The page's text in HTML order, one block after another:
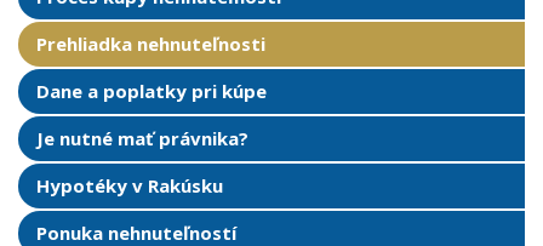
Prehliadka nehnuteľnosti
Dane a poplatky pri kúpe
Je nutné mať právnika?
Hypotéky v Rakúsku
Ponuka nehnuteľností